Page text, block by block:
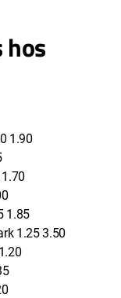
hos
FC Midtjylland (Giver bolden op) - AaB 1.90 1.90
FC Midtjylland (1. hjørnespark) - AaB 2.00 1.70
1.70 2.00
Under 3,5 gule kort - Over 3,5 gule kort 1.85 1.85
Ingen straffespark - Minimum 1 straffespark 1.25 3.50
Dennis Sørensen scorer - scorer ikke 4.00 1.20
2.95 1.35
4.00 1.20